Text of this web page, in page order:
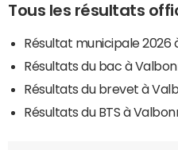
Tous les résultats
Résultat municipale 2026
Résultats du bac à
Résultats du brevet à
Résultats du BTS à